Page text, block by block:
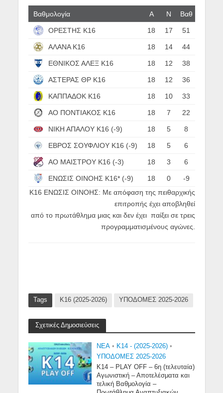
Βαθμολογία Α N Βαθ
ΟΡΕΣΤΗΣ Κ16 18 17 51
ΑΛΑΝΑ Κ16 18 14 44
ΕΘΝΙΚΟΣ ΑΛΕΞ Κ16 18 12 38
ΑΣΤΕΡΑΣ ΘΡ Κ16 18 12 36
ΚΑΠΠΑΔΟΚ Κ16 18 10 33
ΑΟ ΠΟΝΤΙΑΚΟΣ Κ16 18 7 22
ΝΙΚΗ ΑΠΑΛΟΥ Κ16 (-9) 18 5 8
ΕΒΡΟΣ ΣΟΥΦΛΙΟΥ Κ16 (-9) 18 5 6
ΑΟ ΜΑΙΣΤΡΟΥ Κ16 (-3) 18 3 6
ΕΝΩΣΙΣ ΟΙΝΟΗΣ Κ16* (-9) 18 0
-9
Κ16 ΕΝΩΣΙΣ ΟΙΝΟΗΣ: Με απόφαση της πειθαρχικής
επιτροπής έχει αποβληθεί
από το πρωτάθλημα μιας και δεν έχει παίξει σε τρεις
προγραμματισμένους αγώνες.
Tags Κ16 (2025-2026) ΥΠΟΔΟΜΕΣ 2025-2026
Σχετικές Δημοσιεύσεις
NEA • Κ14 - (2025-2026) •
ΥΠΟΔΟΜΕΣ 2025-2026
Κ14 – PLAY OFF – 6η (τελευταία)
Αγωνιστική – Αποτελέσματα και
τελική Βαθμολογία –